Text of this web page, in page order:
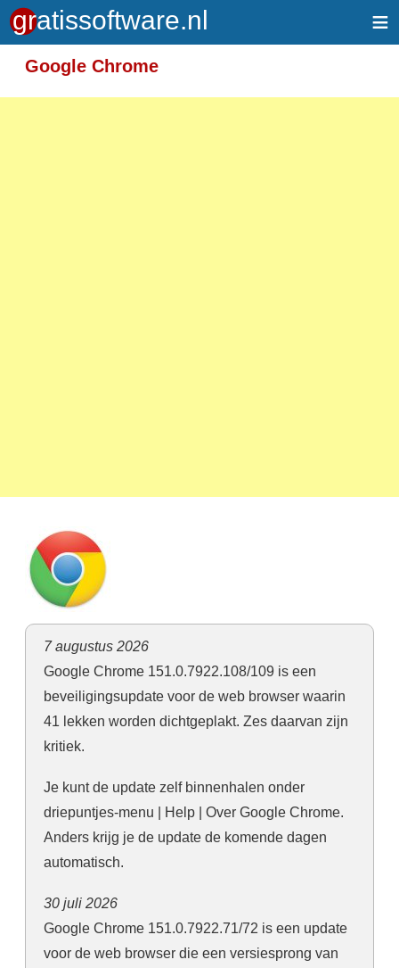
≡
Google Chrome
7 augustus 2026
Google Chrome 151.0.7922.108/109 is een
beveiligingsupdate voor de web browser waarin
41 lekken worden dichtgeplakt. Zes daarvan zijn
kritiek.
Je kunt de update zelf binnenhalen onder
driepuntjes-menu | Help | Over Google Chrome.
Anders krijg je de update de komende dagen
automatisch.
30 juli 2026
Google Chrome 151.0.7922.71/72 is een update
voor de web browser die een versiesprong van